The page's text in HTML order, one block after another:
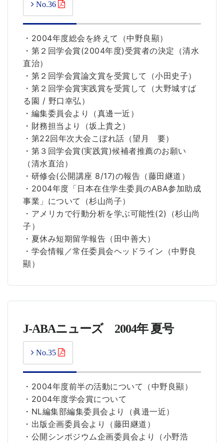
No.36
・2004年度総会を終えて（中野良顯）
・第２回学会賞(2004年度)受賞者の決定（清水
直治）
・第２回学会賞論文賞を受賞して（小田史子）
・第２回学会賞実践賞を受賞して（大野城すば
る園 / 野口幸弘）
・編集委員会より（真邊一近）
・財務担当より（坂上貴之）
・第22回年次大会こぼれ話（望月 要）
・第３回学会賞(実践賞)候補者推薦のお願い
（清水直治）
・研修会(公開講座 8/17)の報告（藤田継道）
・2004年度「日本在住学生委員のABA参加助成
事業」について（杉山尚子）
・アメリカで行動分析を学ぶ可能性(2)（杉山尚
子）
・夏休み短期留学報告（田中善大）
・学会情報／常任委員会ヘッドライン（中野良
顯）
J-ABAニューズ 2004年 夏号
No.35
・2004年度前半の活動について（中野良顯）
・2004年度学会賞について
・NL編集部編集委員会より（眞邉一近）
・出版企画委員会より（藤田継道）
・公開シンポジウム企画委員会より（小野浩